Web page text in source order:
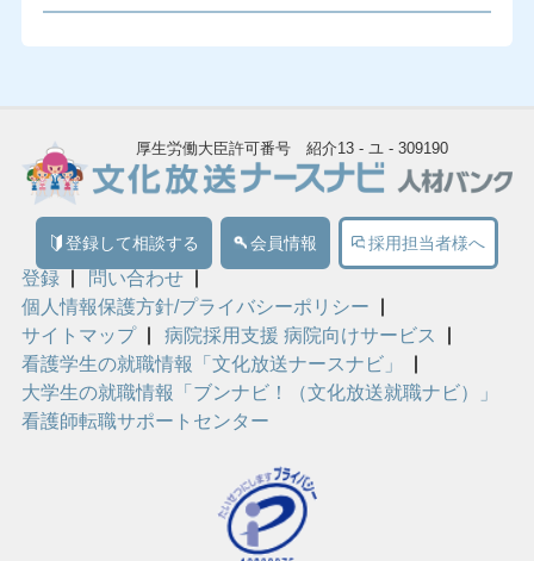
厚生労働大臣許可番号 紹介13 - ユ - 309190
登録して相談する 会員情報 採用担当者様へ
登録
問い合わせ
個人情報保護方針/プライバシーポリシー
サイトマップ
病院採用支援 病院向けサービス
看護学生の就職情報「文化放送ナースナビ」
大学生の就職情報「ブンナビ！（文化放送就職ナビ）」
看護師転職サポートセンター